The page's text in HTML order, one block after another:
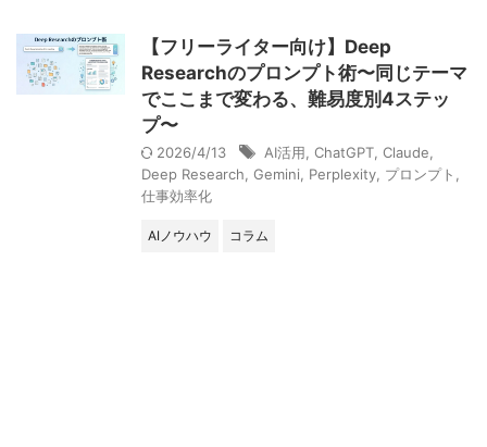
【フリーライター向け】Deep
Researchのプロンプト術〜同じテーマ
でここまで変わる、難易度別4ステッ
プ〜
2026/4/13 AI活用 ChatGPT Claude
Deep Research Gemini Perplexity プロンプト
仕事効率化
AIノウハウ コラム